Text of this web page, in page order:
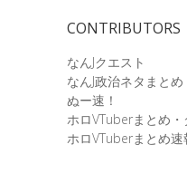
CONTRIBUTORS
なんJクエスト
なんJ政治ネタまとめ
ぬー速！
ホロVTuberまとめ・
ホロVTuberまとめ速